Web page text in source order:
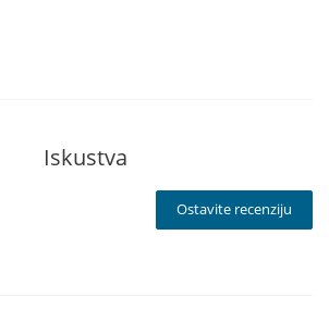
Iskustva
Ostavite recenziju